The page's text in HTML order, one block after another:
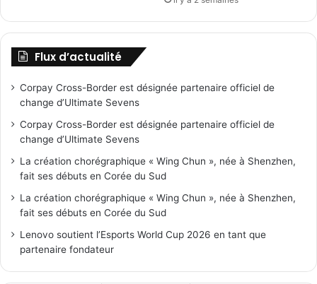
Flux d’actualité
Corpay Cross-Border est désignée partenaire officiel de
change d’Ultimate Sevens
Corpay Cross-Border est désignée partenaire officiel de
change d’Ultimate Sevens
La création chorégraphique « Wing Chun », née à Shenzhen,
fait ses débuts en Corée du Sud
La création chorégraphique « Wing Chun », née à Shenzhen,
fait ses débuts en Corée du Sud
Lenovo soutient l’Esports World Cup 2026 en tant que
partenaire fondateur